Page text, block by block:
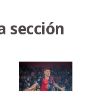
sección